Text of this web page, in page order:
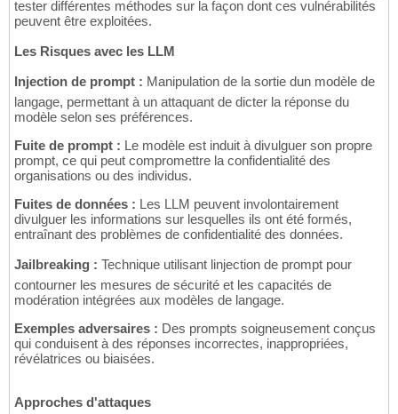
tester différentes méthodes sur la façon dont ces vulnérabilités
peuvent être exploitées.
Les Risques avec les LLM
Injection de prompt : Manipulation de la sortie dun modèle de
langage, permettant à un attaquant de dicter la réponse du
modèle selon ses préférences.
Fuite de prompt : Le modèle est induit à divulguer son propre
prompt, ce qui peut compromettre la confidentialité des
organisations ou des individus.
Fuites de données : Les LLM peuvent involontairement
divulguer les informations sur lesquelles ils ont été formés,
entraînant des problèmes de confidentialité des données.
Jailbreaking : Technique utilisant linjection de prompt pour
contourner les mesures de sécurité et les capacités de
modération intégrées aux modèles de langage.
Exemples adversaires : Des prompts soigneusement conçus
qui conduisent à des réponses incorrectes, inappropriées,
révélatrices ou biaisées.
Approches d'attaques